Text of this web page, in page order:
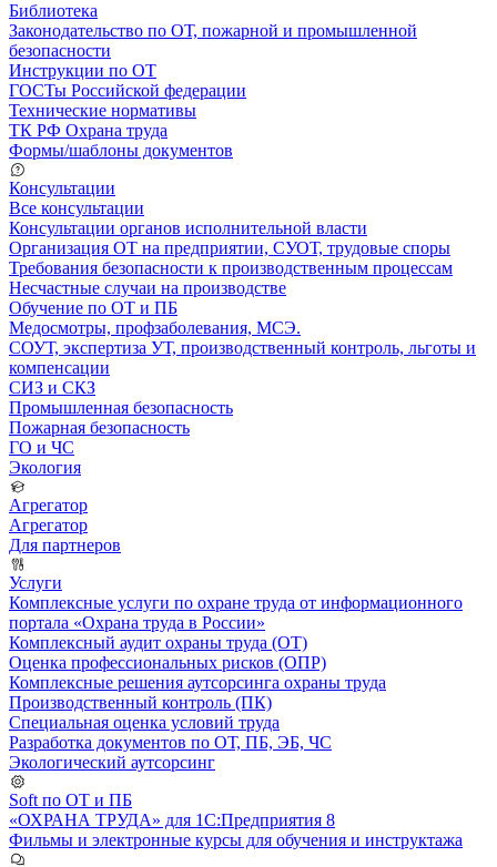
Библиотека
Законодательство по ОТ, пожарной и промышленной
безопасности
Инструкции по ОТ
ГОСТы Российской федерации
Технические нормативы
ТК РФ Охрана труда
Формы/шаблоны документов
Консультации
Все консультации
Консультации органов исполнительной власти
Организация ОТ на предприятии, СУОТ, трудовые споры
Требования безопасности к производственным процессам
Несчастные случаи на производстве
Обучение по ОТ и ПБ
Медосмотры, профзаболевания, МСЭ.
СОУТ, экспертиза УТ, производственный контроль, льготы и
компенсации
СИЗ и СКЗ
Промышленная безопасность
Пожарная безопасность
ГО и ЧС
Экология
Агрегатор
Агрегатор
Для партнеров
Услуги
Комплексные услуги по охране труда от информационного
портала «Охрана труда в России»
Комплексный аудит охраны труда (ОТ)
Оценка профессиональных рисков (ОПР)
Комплексные решения аутсорсинга охраны труда
Производственный контроль (ПК)
Специальная оценка условий труда
Разработка документов по ОТ, ПБ, ЭБ, ЧС
Экологический аутсорсинг
Soft по ОТ и ПБ
«ОХРАНА ТРУДА» для 1С:Предприятия 8
Фильмы и электронные курсы для обучения и инструктажа